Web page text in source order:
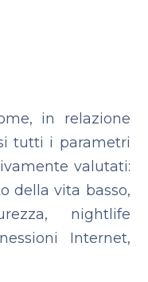
in relazione
tutti i parametri
valutati:
della vita basso,
nightlife
Internet,